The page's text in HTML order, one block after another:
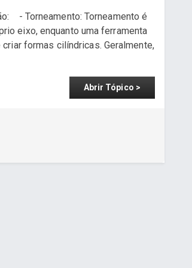
- Torneamento: Torneamento é
eixo, enquanto uma ferramenta
formas cilíndricas. Geralmente,
Abrir Tópico >